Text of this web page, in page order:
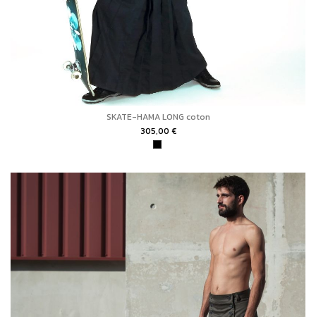
SKATE-HAMA LONG coton
305,00 €